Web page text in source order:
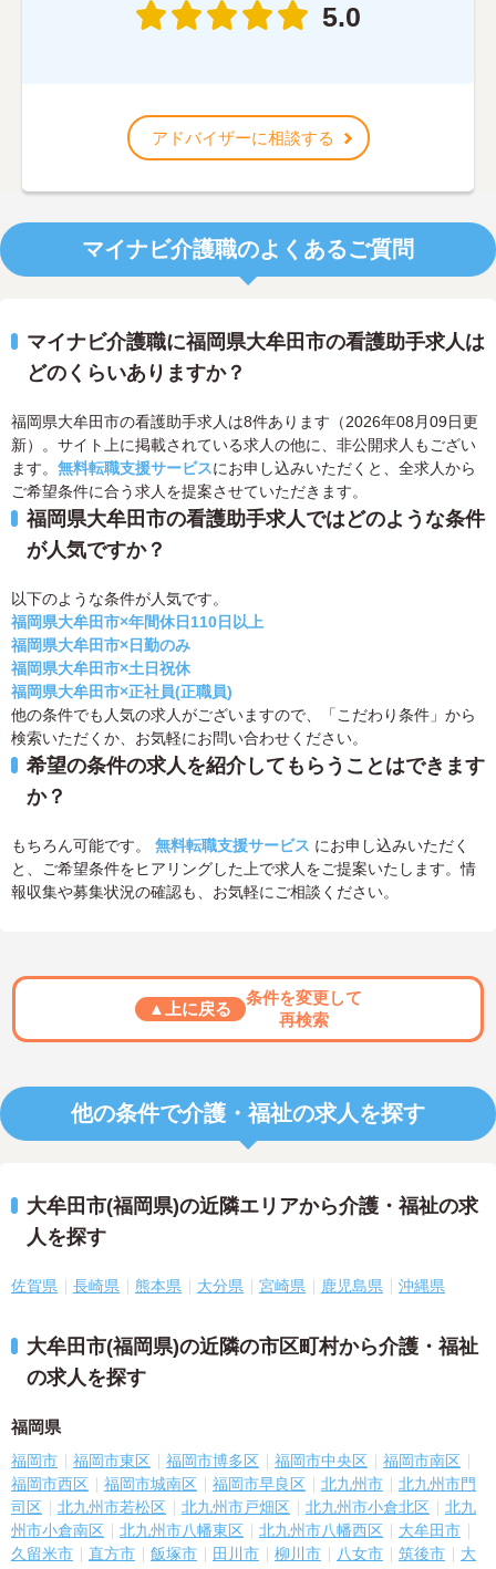
5.0
アドバイザーに相談する
マイナビ介護職のよくあるご質問
マイナビ介護職に福岡県大牟田市の看護助手求人は
どのくらいありますか？
福岡県大牟田市の看護助手求人は8件あります（2026年08月09日更
新）。サイト上に掲載されている求人の他に、非公開求人もござい
ます。 無料転職支援サービスにお申し込みいただくと、全求人から
ご希望条件に合う求人を提案させていただきます。
福岡県大牟田市の看護助手求人ではどのような条件
が人気ですか？
以下のような条件が人気です。
福岡県大牟田市×年間休日110日以上
福岡県大牟田市×日勤のみ
福岡県大牟田市×土日祝休
福岡県大牟田市×正社員(正職員)
他の条件でも人気の求人がございますので、「こだわり条件」から
検索いただくか、お気軽にお問い合わせください。
希望の条件の求人を紹介してもらうことはできます
か？
もちろん可能です。 無料転職支援サービス にお申し込みいただく
と、ご希望条件をヒアリングした上で求人をご提案いたします。情
報収集や募集状況の確認も、お気軽にご相談ください。
▲上に戻る
条件を変更して
再検索
他の条件で介護・福祉の求人を探す
大牟田市(福岡県)の近隣エリアから介護・福祉の求
人を探す
佐賀県 長崎県 熊本県 大分県 宮崎県 鹿児島県 沖縄県
大牟田市(福岡県)の近隣の市区町村から介護・福祉
の求人を探す
福岡県
福岡市 福岡市東区 福岡市博多区 福岡市中央区
福岡市南区
福岡市西区
福岡市城南区 福岡市早良区 北九州市
北九州市門
司区
北九州市若松区 北九州市戸畑区 北九州市小倉北区
北九
州市小倉南区
北九州市八幡東区 北九州市八幡西区
大牟田市
久留米市
直方市 飯塚市 田川市 柳川市 八女市 筑後市
大